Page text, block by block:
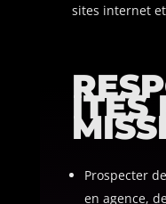
sites internet
ITES
Prospecter
en agence,